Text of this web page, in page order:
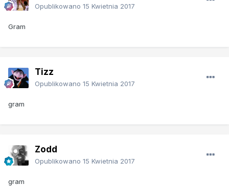
Opublikowano 15 Kwietnia 2017
Gram
Tizz
Opublikowano 15 Kwietnia 2017
gram
Zodd
Opublikowano 15 Kwietnia 2017
gram